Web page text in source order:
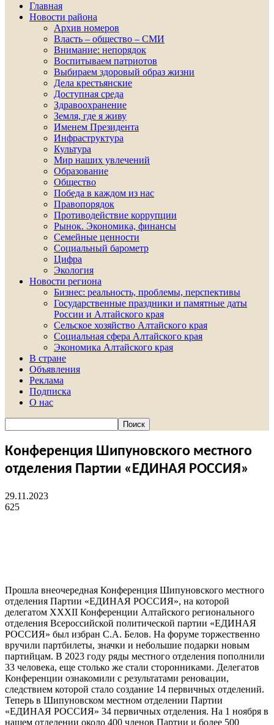
Главная
Новости района
Архив номеров
Власть – общество – СМИ
Внимание: непорядок
Воспитываем патриотов
Выбираем здоровый образ жизни
Дела крестьянские
Доступная среда
Здравоохранение
Земля, где я живу
Именем Президента
Инфраструктура
Культура
Мир наших увлечений
Образование
Общество
Победа в каждом из нас
Правопорядок
Противодействие коррупции
Рынок. Экономика, финансы
Семейные ценности
Социальный барометр
Цифра
Экология
Новости региона
Бизнес: реальность, проблемы, перспективы
Государственные праздники и памятные даты
России и Алтайского края
Сельское хозяйство Алтайского края
Социальная сфера Алтайского края
Экономика Алтайского края
В стране
Объявления
Реклама
Подписка
О нас
Конференция Шипуновского местного
отделения Партии «ЕДИНАЯ РОССИЯ»
29.11.2023
625
Прошла внеочередная Конференция Шипуновского местного
отделения Партии «ЕДИНАЯ РОССИЯ», на которой
делегатом XXXII Конференции Алтайского регионального
отделения Всероссийской политической партии «ЕДИНАЯ
РОССИЯ» был избран С.А. Белов. На форуме торжественно
вручили партбилеты, значки и небольшие подарки новым
партийцам. В 2023 году ряды местного отделения пополнили
33 человека, еще столько же стали сторонниками. Делегатов
Конференции ознакомили с результатами реновации,
следствием которой стало создание 14 первичных отделений.
Теперь в Шипуновском местном отделении Партии
«ЕДИНАЯ РОССИЯ» 34 первичных отделения. На 1 ноября в
нашем отделении около 400 членов Партии и более 500